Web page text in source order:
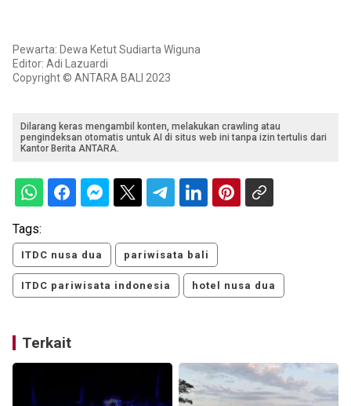
Pewarta: Dewa Ketut Sudiarta Wiguna
Editor: Adi Lazuardi
Copyright © ANTARA BALI 2023
Dilarang keras mengambil konten, melakukan crawling atau
pengindeksan otomatis untuk AI di situs web ini tanpa izin tertulis dari
Kantor Berita ANTARA.
Tags:
ITDC nusa dua pariwisata bali
ITDC pariwisata indonesia hotel nusa dua
Terkait